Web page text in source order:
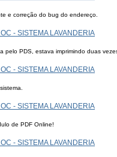
e correção do bug do endereço.
- SISTEMA LAVANDERIA
pelo PDS, estava imprimindo duas
- SISTEMA LAVANDERIA
- SISTEMA LAVANDERIA
de PDF Online!
- SISTEMA LAVANDERIA